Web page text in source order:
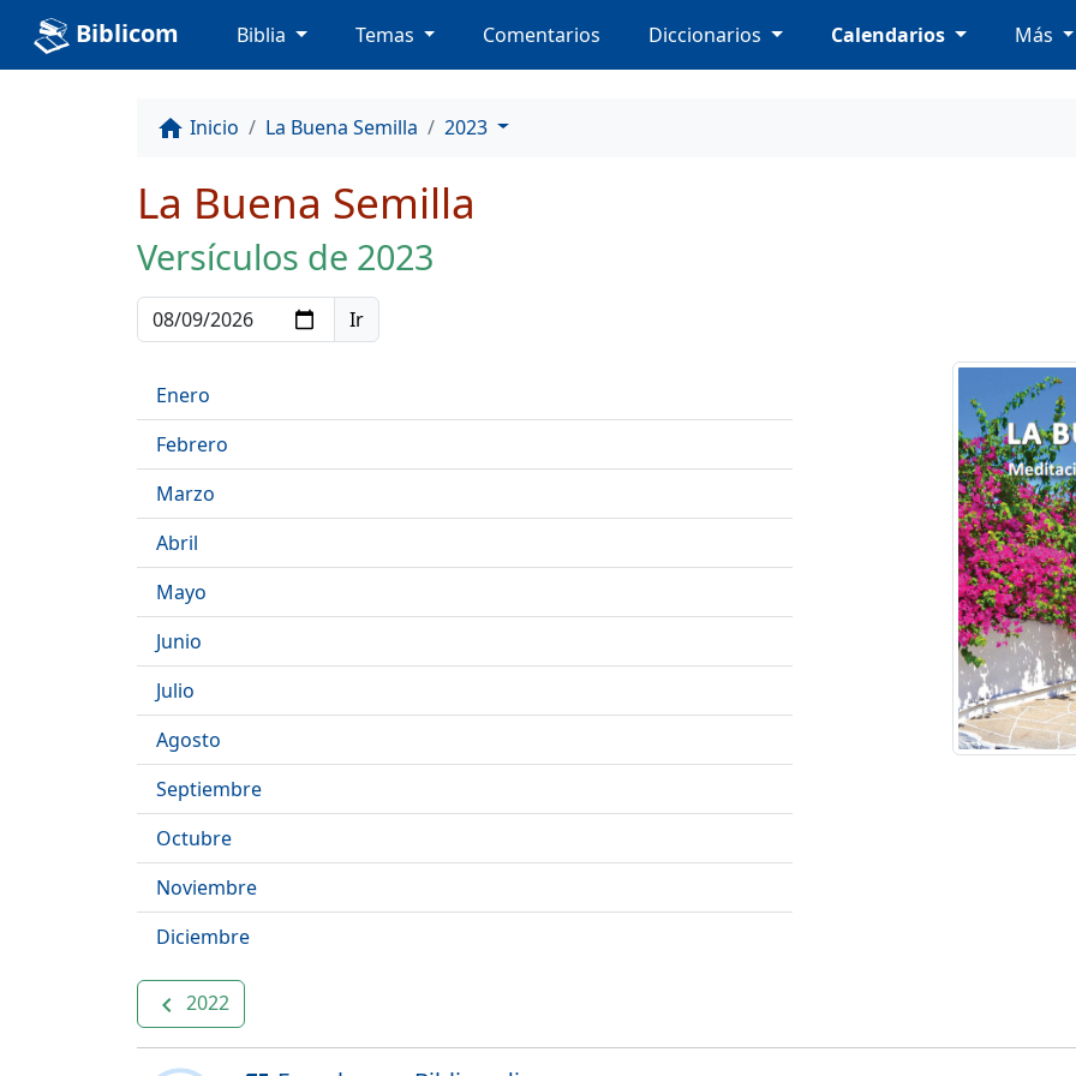
Biblicom Biblia Temas Comentarios Diccionarios Calendarios Más
home Inicio La Buena Semilla 2023
La Buena Semilla
Versículos de 2023
Enero
Febrero
Marzo
Abril
Mayo
Junio
Julio
Agosto
Septiembre
Octubre
Noviembre
Diciembre
navigate_before 2022